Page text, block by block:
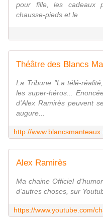
pour fille, les cadeaux
chausse-pieds et le
Théâtre des Blancs
La Tribune "La télé-
les super-héros...
d'Alex Ramirès peuvent
augure...
Alex Ramirès
Ma chaine Officiel
d'autres choses, sur